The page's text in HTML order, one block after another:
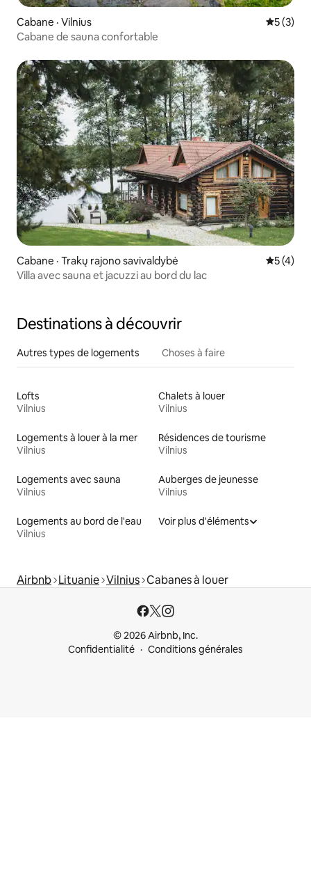
Cabane · Vilnius Note
5 (3)
Cabane de sauna confortable
Cabane · Trakų rajono savivaldybė Note
5 (4)
Villa avec sauna et jacuzzi au bord du lac
Destinations à découvrir
Autres types de logements Choses à faire
Lofts
Vilnius
Chalets à louer
Vilnius
Logements à louer à la mer
Vilnius
Résidences de tourisme
Vilnius
Logements avec sauna
Vilnius
Auberges de jeunesse
Vilnius
Logements au bord de l'eau
Vilnius
Voir plus d'éléments
Airbnb Lituanie Vilnius Cabanes à louer
© 2026 Airbnb, Inc.
Confidentialité
Conditions générales